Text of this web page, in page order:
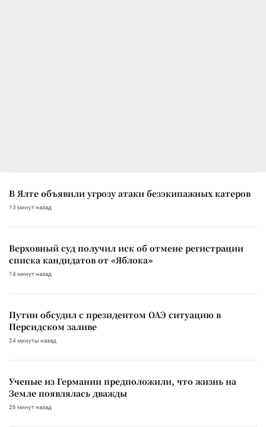
В Ялте объявили угрозу атаки безэкипажных катеров
13 минут назад
Верховный суд получил иск об отмене регистрации
списка кандидатов от «Яблока»
14 минут назад
Путин обсудил с президентом ОАЭ ситуацию в
Персидском заливе
24 минуты назад
Ученые из Германии предположили, что жизнь на
Земле появлялась дважды
26 минут назад